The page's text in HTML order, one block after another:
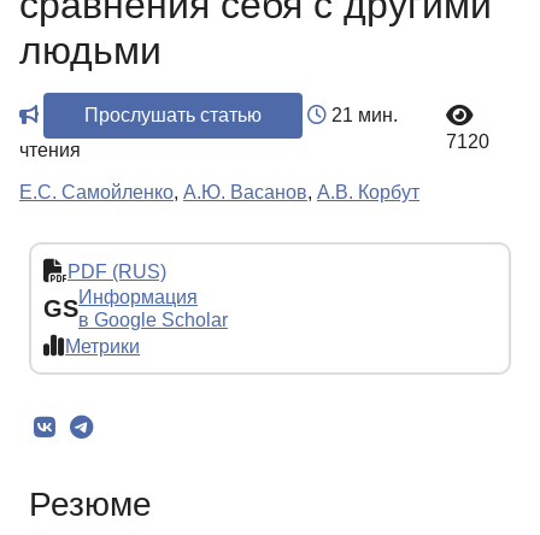
людьми
Прослушать статью
21 мин.
чтения
7120
Е.С. Самойленко, А.Ю. Васанов, А.В. Корбут
PDF (RUS)
GSИнформация
в Google Scholar
Метрики
Резюме